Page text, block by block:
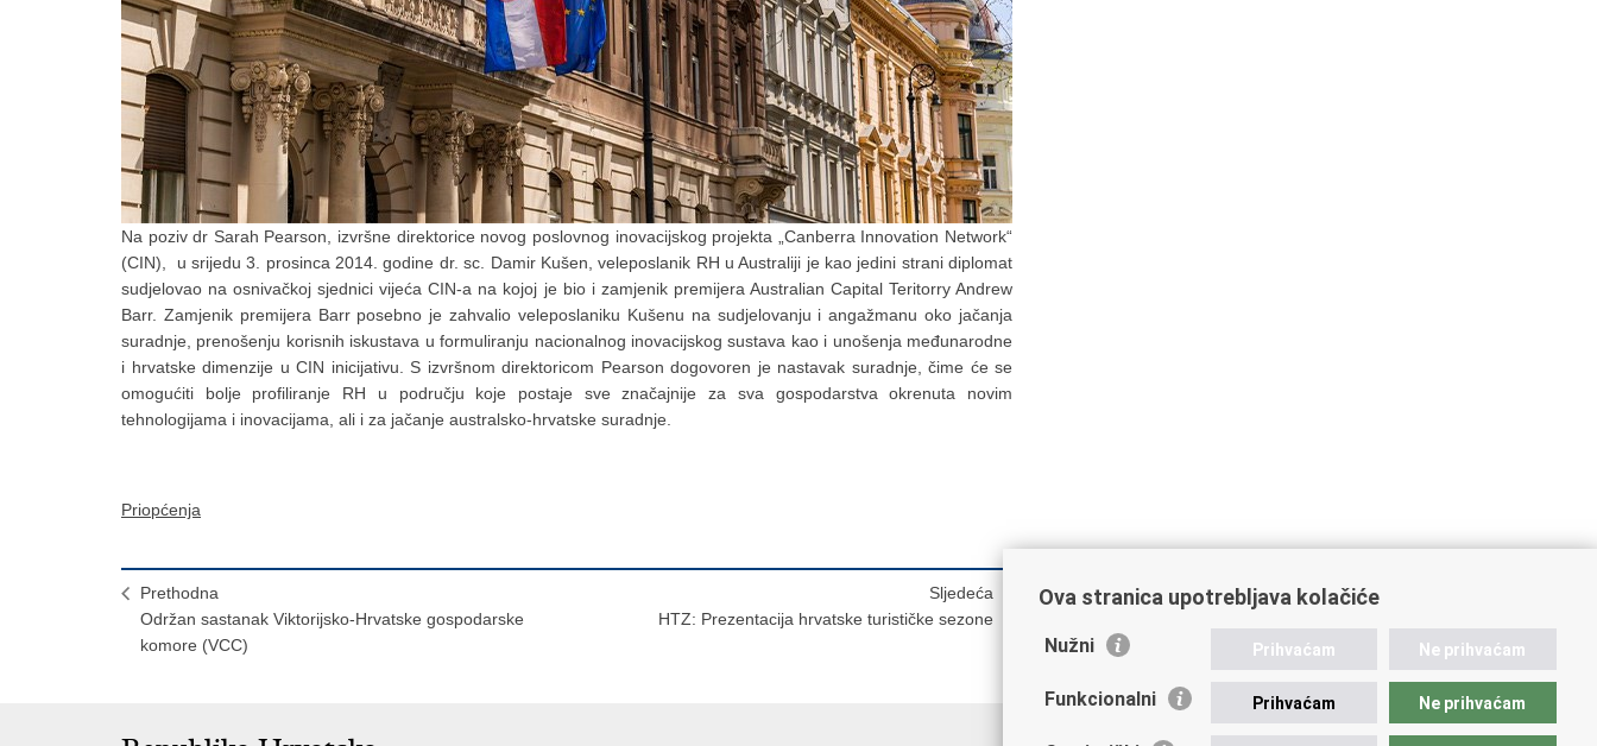
Na poziv dr Sarah Pearson, izvršne direktorice novog poslovnog inovacijskog projekta „Canberra Innovation Network“
(CIN), u srijedu 3. prosinca 2014. godine dr. sc. Damir Kušen, veleposlanik RH u Australiji je kao jedini strani diplomat
sudjelovao na osnivačkoj sjednici vijeća CIN-a na kojoj je bio i zamjenik premijera Australian Capital Teritorry Andrew
Barr. Zamjenik premijera Barr posebno je zahvalio veleposlaniku Kušenu na sudjelovanju i angažmanu oko jačanja
suradnje, prenošenju korisnih iskustava u formuliranju nacionalnog inovacijskog sustava kao i unošenja međunarodne
i hrvatske dimenzije u CIN inicijativu. S izvršnom direktoricom Pearson dogovoren je nastavak suradnje, čime će se
omogućiti bolje profiliranje RH u području koje postaje sve značajnije za sva gospodarstva okrenuta novim
tehnologijama i inovacijama, ali i za jačanje australsko-hrvatske suradnje.
Priopćenja
Prethodna
Održan sastanak Viktorijsko-Hrvatske gospodarske
komore (VCC)
Sljedeća
HTZ: Prezentacija hrvatske turističke sezone
Ova stranica upotrebljava kolačiće
Nužni Prihvaćam Ne prihvaćam
Funkcionalni Prihvaćam Ne prihvaćam